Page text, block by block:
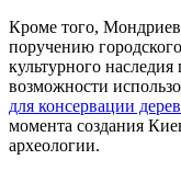
Кроме того,
поручению
культурного
возможности
для консервации
момента создания
археологии.